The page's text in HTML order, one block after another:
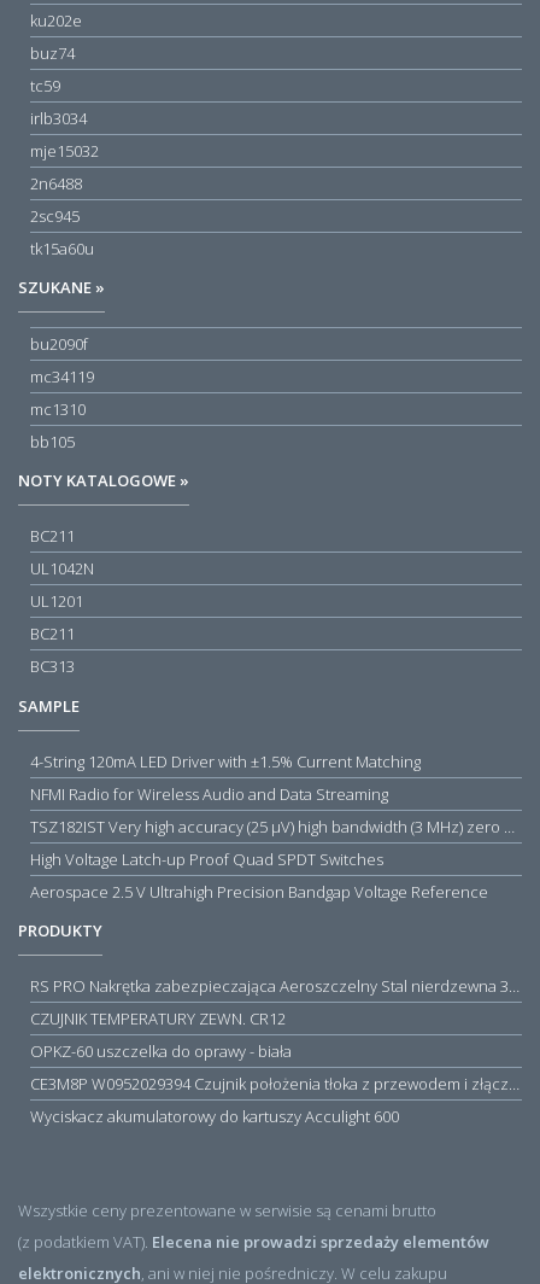
ku202e
buz74
tc59
irlb3034
mje15032
2n6488
2sc945
tk15a60u
SZUKANE »
bu2090f
mc34119
mc1310
bb105
NOTY KATALOGOWE »
BC211
UL1042N
UL1201
BC211
BC313
SAMPLE
4-String 120mA LED Driver with ±1.5% Current Matching
NFMI Radio for Wireless Audio and Data Streaming
TSZ182IST Very high accuracy (25 µV) high bandwidth (3 MHz) zero drift 5 V operational amplifiers
High Voltage Latch-up Proof Quad SPDT Switches
Aerospace 2.5 V Ultrahigh Precision Bandgap Voltage Reference
PRODUKTY
RS PRO Nakrętka zabezpieczająca Aeroszczelny Stal nierdzewna 316 Zwykłe
CZUJNIK TEMPERATURY ZEWN. CR12
OPKZ-60 uszczelka do oprawy - biała
CE3M8P W0952029394 Czujnik położenia tłoka z przewodem i złączem M8, PNP NO, 10...30VDC, 100mA, METALWORK, METAL WORK jak MZT1-0
Wyciskacz akumulatorowy do kartuszy Acculight 600
Wszystkie ceny prezentowane w serwisie są cenami brutto
(z podatkiem VAT). Elecena nie prowadzi sprzedaży elementów
elektronicznych , ani w niej nie pośredniczy. W celu zakupu